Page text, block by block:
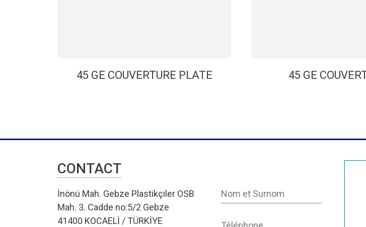
45 GE COUVERTURE PLATE 45 GE
CONTACT
İnönü Mah. Gebze Plastikçiler OSB
Mah. 3. Cadde no:5/2 Gebze
41400 KOCAELİ / TÜRKİYE